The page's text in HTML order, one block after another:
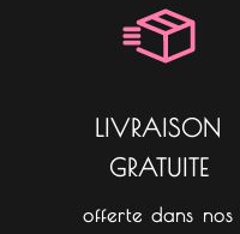
LIVRAISON
GRATUITE
offerte dans nos